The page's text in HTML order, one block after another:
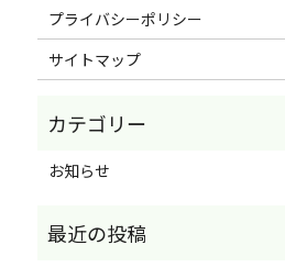
プライバシーポリシー
サイトマップ
お知らせ